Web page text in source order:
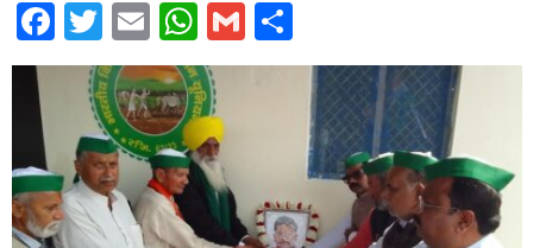
Facebook
Twitter
EmailWhatsApp
Gmail